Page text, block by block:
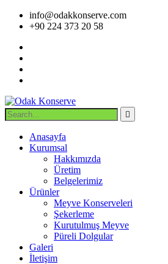
info@odakkonserve.com
+90 224 373 20 58
Anasayfa
Kurumsal
Hakkımızda
Üretim
Belgelerimiz
Ürünler
Meyve Konserveleri
Şekerleme
Kurutulmuş Meyve
Püreli Dolgular
Galeri
İletişim